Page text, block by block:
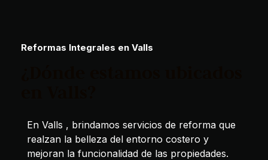
Reformas Integrales en Valls
En Valls , brindamos servicios de reforma que
realzan la belleza del entorno costero y
mejoran la funcionalidad de las propiedades.